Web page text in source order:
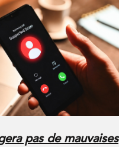
pas de mauvaises